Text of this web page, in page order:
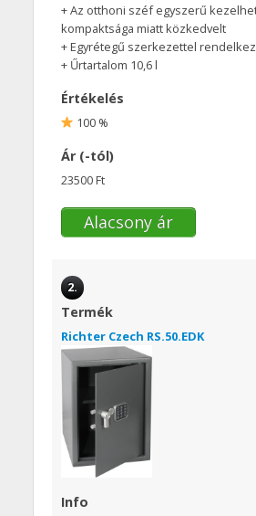
+ Az otthoni széf egyszerű
kompaktsága miatt közkedvelt
+ Egyrétegű szerkezettel
+ Űrtartalom 10,6 l
Értékelés
100 %
Ár (-tól)
23500 Ft
Alacsony ár
2.
Termék
Richter Czech RS.50.EDK
Info